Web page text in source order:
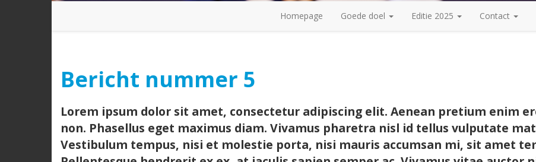
Homepage Goede doel Editie 2025 Contact
Bericht nummer 5
Lorem ipsum dolor sit amet, consectetur adipiscing elit. Aenean pretium enim
non. Phasellus eget maximus diam. Vivamus pharetra nisl id tellus vulputate
Vestibulum tempus, nisi et molestie porta, nisi mauris accumsan mi, sit amet